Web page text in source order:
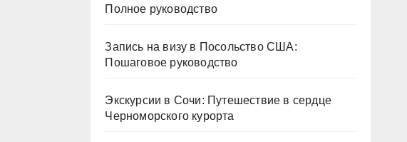
Полное руководство
Запись на визу в Посольство США:
Пошаговое руководство
Экскурсии в Сочи: Путешествие в сердце
Черноморского курорта